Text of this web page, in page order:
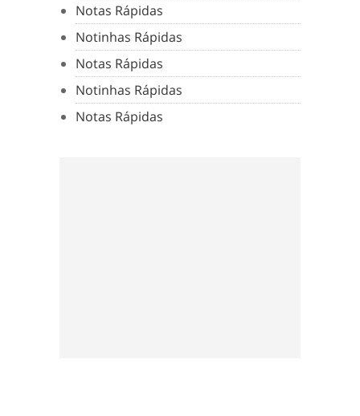
Notas Rápidas
Notinhas Rápidas
Notas Rápidas
Notinhas Rápidas
Notas Rápidas